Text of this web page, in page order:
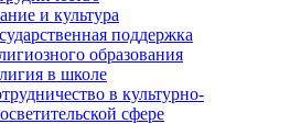
и культура
поддержка
образования
в школе
в культурно-
сфере